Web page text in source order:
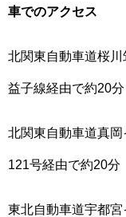
車でのアクセス
北関東自動車道桜
益子線経由で約20分
北関東自動車道真
121号経由で約20分
東北自動車道宇都